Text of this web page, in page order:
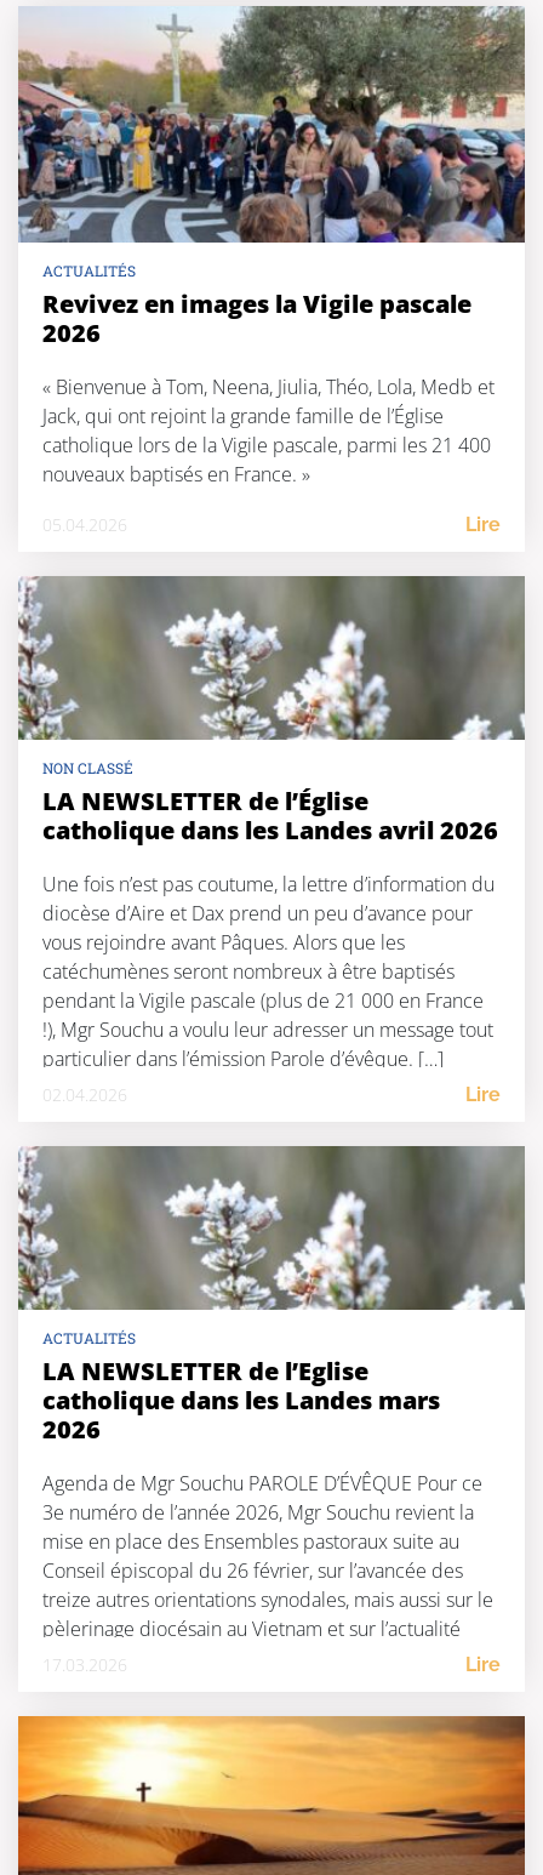
ACTUALITÉS
Revivez en images la Vigile pascale
2026
« Bienvenue à Tom, Neena, Jiulia, Théo, Lola, Medb et
Jack, qui ont rejoint la grande famille de l’Église
catholique lors de la Vigile pascale, parmi les 21 400
nouveaux baptisés en France. »
05.04.2026 Lire
NON CLASSÉ
LA NEWSLETTER de l’Église
catholique dans les Landes avril 2026
Une fois n’est pas coutume, la lettre d’information du
diocèse d’Aire et Dax prend un peu d’avance pour
vous rejoindre avant Pâques. Alors que les
catéchumènes seront nombreux à être baptisés
pendant la Vigile pascale (plus de 21 000 en France
!), Mgr Souchu a voulu leur adresser un message tout
particulier dans l’émission Parole d’évêque. […]
02.04.2026 Lire
ACTUALITÉS
LA NEWSLETTER de l’Eglise
catholique dans les Landes mars
2026
Agenda de Mgr Souchu PAROLE D’ÉVÊQUE Pour ce
3e numéro de l’année 2026, Mgr Souchu revient la
mise en place des Ensembles pastoraux suite au
Conseil épiscopal du 26 février, sur l’avancée des
treize autres orientations synodales, mais aussi sur le
pèlerinage diocésain au Vietnam et sur l’actualité
internationale et nationale (élections municipales).
17.03.2026 Lire